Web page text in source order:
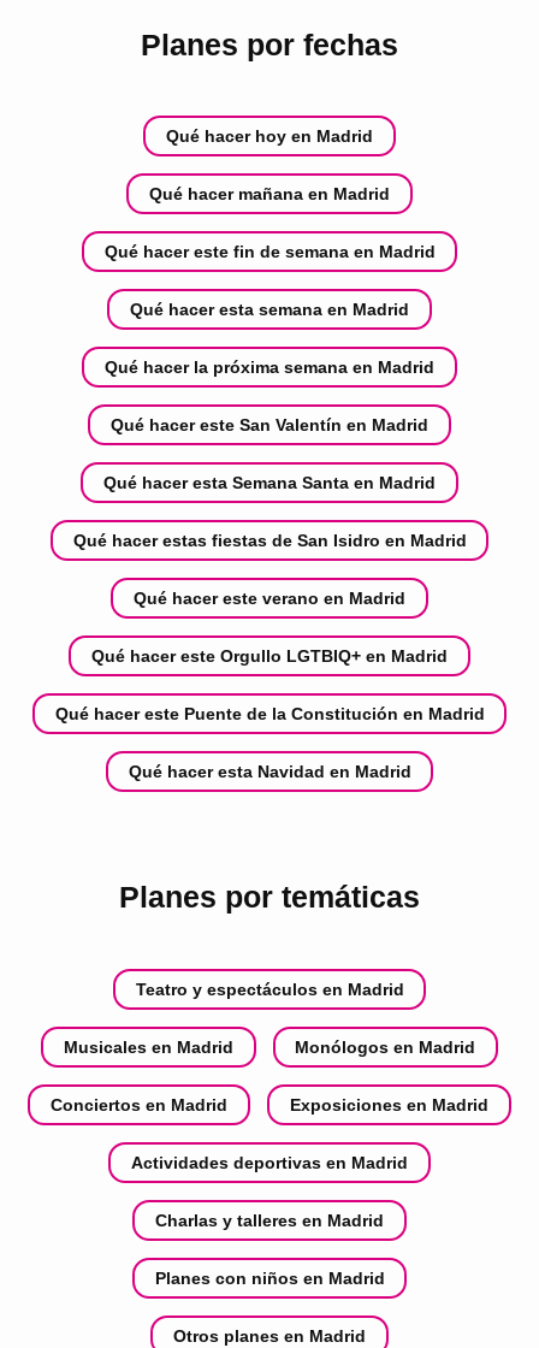
Planes por fechas
Qué hacer hoy en Madrid
Qué hacer mañana en Madrid
Qué hacer este fin de semana en Madrid
Qué hacer esta semana en Madrid
Qué hacer la próxima semana en Madrid
Qué hacer este San Valentín en Madrid
Qué hacer esta Semana Santa en Madrid
Qué hacer estas fiestas de San Isidro en Madrid
Qué hacer este verano en Madrid
Qué hacer este Orgullo LGTBIQ+ en Madrid
Qué hacer este Puente de la Constitución en Madrid
Qué hacer esta Navidad en Madrid
Planes por temáticas
Teatro y espectáculos en Madrid
Musicales en Madrid Monólogos en Madrid
Conciertos en Madrid Exposiciones en Madrid
Actividades deportivas en Madrid
Charlas y talleres en Madrid
Planes con niños en Madrid
Otros planes en Madrid